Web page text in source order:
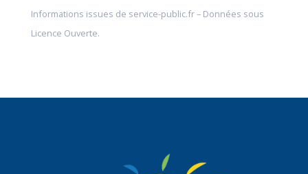
Informations issues de service-public.fr– Données sous
Licence Ouverte.